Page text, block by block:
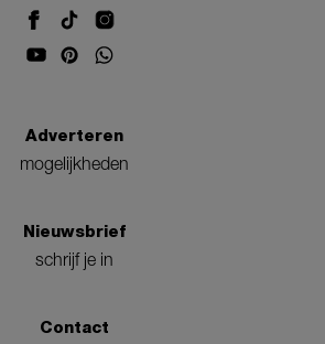
Adverteren
mogelijkheden
Nieuwsbrief
schrijf je in
Contact